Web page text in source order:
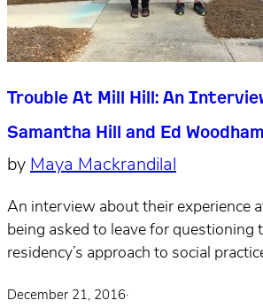
Trouble At Mill Hill: An
Samantha Hill and Ed Woodham
by Maya Mackrandilal
An interview about their experience
being asked to leave for questioning
residency’s approach to social
December 21, 2016·